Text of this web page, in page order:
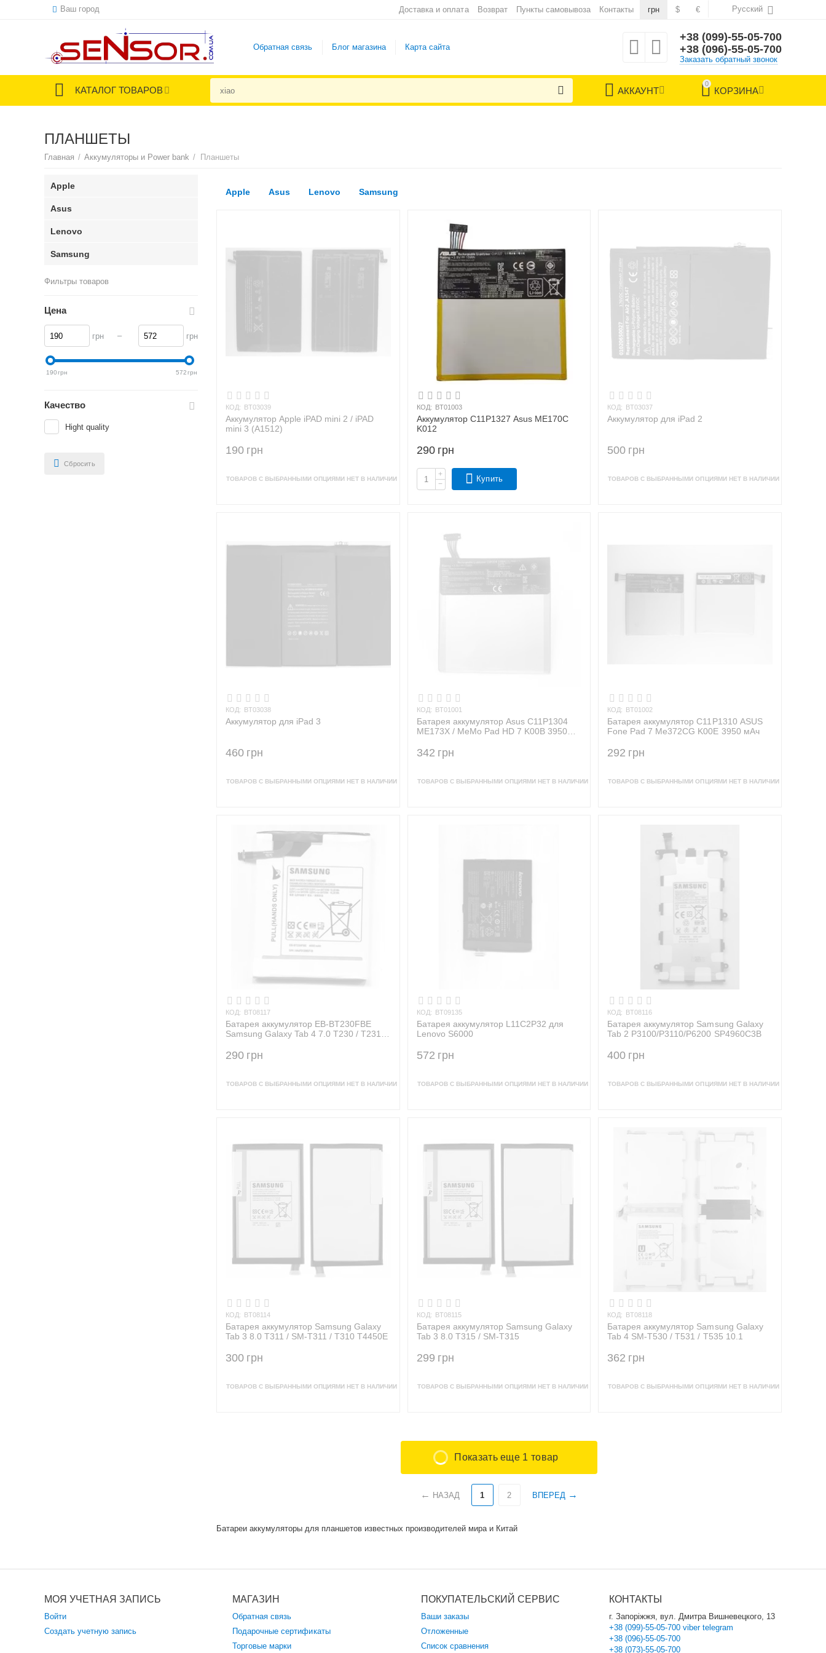
Ваш город Русский
грн $ €
Доставка и оплата Возврат Пункты самовывоза Контакты
Обратная связь Блог магазина Карта сайта
+38 (099)-55-05-700
+38 (096)-55-05-700
Заказать обратный звонок
КАТАЛОГ ТОВАРОВ
0
КОРЗИНА
АККАУНТ
ПЛАНШЕТЫ
Главная / Аккумуляторы и Power bank / Планшеты
Батареи аккумуляторы для планшетов известных производителей мира и Китай
Apple Asus Lenovo Samsung
КОД: BT03039
Аккумулятор Apple iPAD mini 2 / iPAD
mini 3 (A1512)
190 грн
ТОВАРОВ С ВЫБРАННЫМИ ОПЦИЯМИ НЕТ В НАЛИЧИИ
КОД: BT01003
Аккумулятор C11P1327 Asus ME170C
K012
290 грн
+
−
Купить
КОД: BT03037
Аккумулятор для iPad 2
500 грн
ТОВАРОВ С ВЫБРАННЫМИ ОПЦИЯМИ НЕТ В НАЛИЧИИ
КОД: BT03038
Аккумулятор для iPad 3
460 грн
ТОВАРОВ С ВЫБРАННЫМИ ОПЦИЯМИ НЕТ В НАЛИЧИИ
КОД: BT01001
Батарея аккумулятор Asus C11P1304
ME173X / MeMo Pad HD 7 K00B 3950
342 грн
ТОВАРОВ С ВЫБРАННЫМИ ОПЦИЯМИ НЕТ В НАЛИЧИИ
КОД: BT01002
Батарея аккумулятор C11P1310 ASUS
Fone Pad 7 Me372CG K00E 3950 мАч
292 грн
ТОВАРОВ С ВЫБРАННЫМИ ОПЦИЯМИ НЕТ В НАЛИЧИИ
КОД: BT08117
Батарея аккумулятор EB-BT230FBE
Samsung Galaxy Tab 4 7.0 T230 / T231 /
290 грн
ТОВАРОВ С ВЫБРАННЫМИ ОПЦИЯМИ НЕТ В НАЛИЧИИ
КОД: BT09135
Батарея аккумулятор L11C2P32 для
Lenovo S6000
572 грн
ТОВАРОВ С ВЫБРАННЫМИ ОПЦИЯМИ НЕТ В НАЛИЧИИ
КОД: BT08116
Батарея аккумулятор Samsung Galaxy
Tab 2 P3100/P3110/P6200 SP4960C3B
400 грн
ТОВАРОВ С ВЫБРАННЫМИ ОПЦИЯМИ НЕТ В НАЛИЧИИ
КОД: BT08114
Батарея аккумулятор Samsung Galaxy
Tab 3 8.0 T311 / SM-T311 / T310 T4450E
300 грн
ТОВАРОВ С ВЫБРАННЫМИ ОПЦИЯМИ НЕТ В НАЛИЧИИ
КОД: BT08115
Батарея аккумулятор Samsung Galaxy
Tab 3 8.0 T315 / SM-T315
299 грн
ТОВАРОВ С ВЫБРАННЫМИ ОПЦИЯМИ НЕТ В НАЛИЧИИ
КОД: BT08118
Батарея аккумулятор Samsung Galaxy
Tab 4 SM-T530 / T531 / T535 10.1
362 грн
ТОВАРОВ С ВЫБРАННЫМИ ОПЦИЯМИ НЕТ В НАЛИЧИИ
Показать еще 1 товар
НАЗАД 1 2 ВПЕРЕД
Apple
Asus
Lenovo
Samsung
Фильтры товаров
Цена
грн – грн
190грн 572грн
Качество
Hight quality
Сбросить
МОЯ УЧЕТНАЯ ЗАПИСЬ
Войти
Создать учетную запись
МАГАЗИН
Обратная связь
Подарочные сертификаты
Торговые марки
ПОКУПАТЕЛЬСКИЙ СЕРВИС
Ваши заказы
Отложенные
Список сравнения
КОНТАКТЫ
г. Запоріжжя, вул. Дмитра Вишневецкого, 13
+38 (099)-55-05-700vibertelegram
+38 (096)-55-05-700
+38 (073)-55-05-700